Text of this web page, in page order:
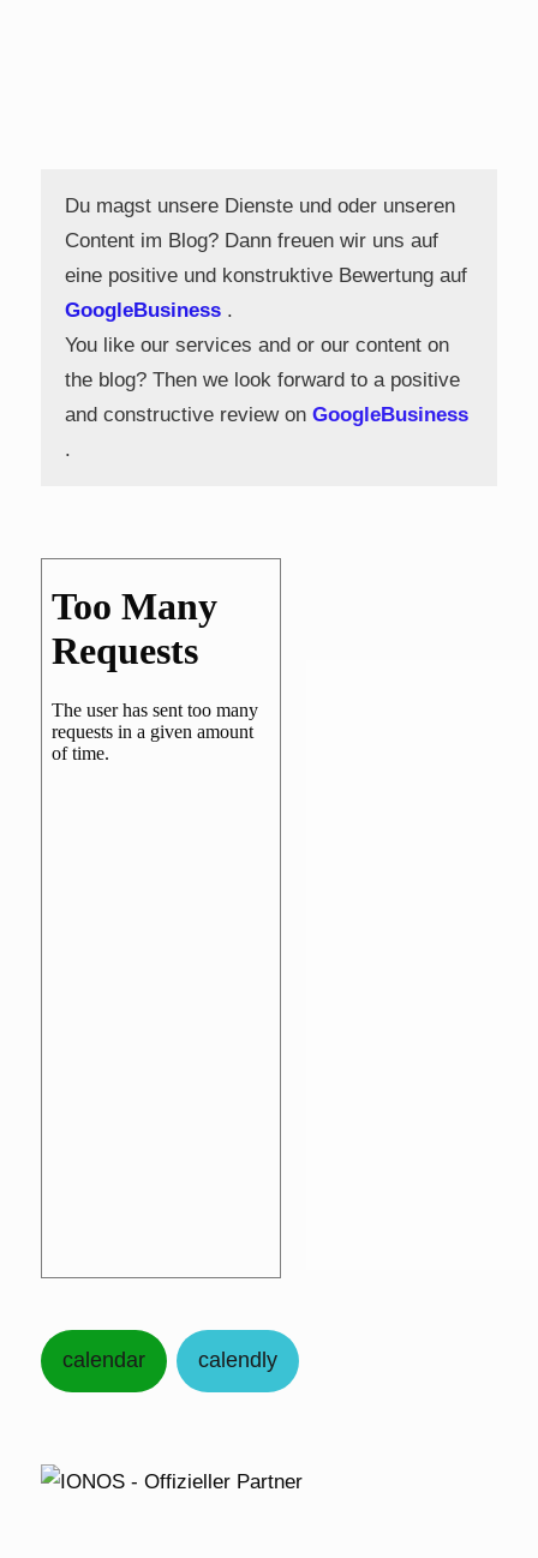
Du magst unsere Dienste und oder unseren
Content im Blog? Dann freuen wir uns auf
eine positive und konstruktive Bewertung auf
GoogleBusiness .
You like our services and or our content on
the blog? Then we look forward to a positive
and constructive review on GoogleBusiness
.
calendar calendly